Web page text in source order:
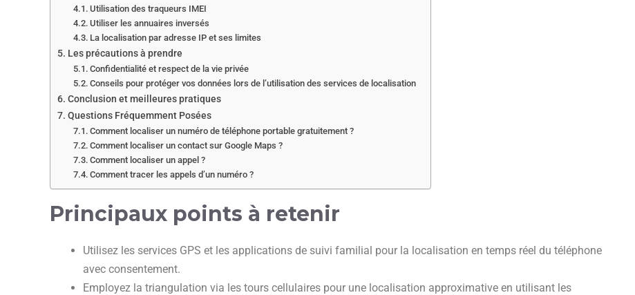
Utilisation des traqueurs IMEI
Utiliser les annuaires inversés
La localisation par adresse IP et ses limites
Les précautions à prendre
Confidentialité et respect de la vie privée
Conseils pour protéger vos données lors de l’utilisation des services de localisation
Conclusion et meilleures pratiques
Questions Fréquemment Posées
Comment localiser un numéro de téléphone portable gratuitement ?
Comment localiser un contact sur Google Maps ?
Comment localiser un appel ?
Comment tracer les appels d’un numéro ?
Principaux points à retenir
Utilisez les services GPS et les applications de suivi familial pour la localisation en temps réel du téléphone
avec consentement.
Employez la triangulation via les tours cellulaires pour une localisation approximative en utilisant les